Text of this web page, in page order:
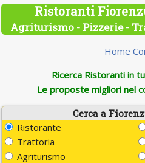
Ristoranti
Agriturismo - Pizzerie -
Home
Ricerca Ristoranti in
Le proposte migliori nel
Cerca a
Ristorante
Trattoria
Agriturismo